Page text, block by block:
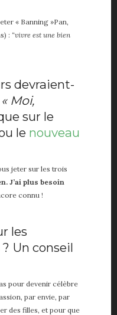
« Banning »Pan,
: “vivre est une bien
devraient-
« Moi,
sur le
le nouveau
jeter sur les trois
J’ai plus besoin
connu !
les
Un conseil
pour devenir célèbre
par envie, par
des filles, et pour que